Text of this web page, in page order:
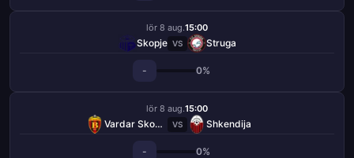
lör 8 aug.15:00
Skopje VS Struga
- 0%
lör 8 aug.15:00
Vardar Skopje VS Shkendija
- 0%